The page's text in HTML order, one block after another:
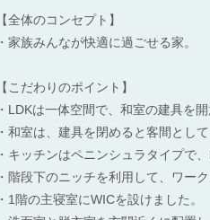
【全体のコンセプト】
・家族みんなが快適に過ごせる家。
【こだわりのポイント】
・LDKは一体空間で、和室の建具を
・和室は、建具を閉めると客間とし
・キッチンはペニンシュラタイプで
・階段下のニッチを利用して、ワー
・1階の主寝室にWICを設けました。